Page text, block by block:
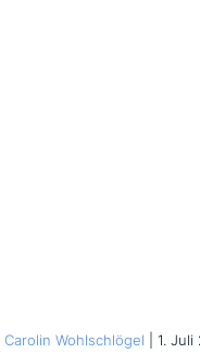
Carolin Wohlschlögel | 1. Juli